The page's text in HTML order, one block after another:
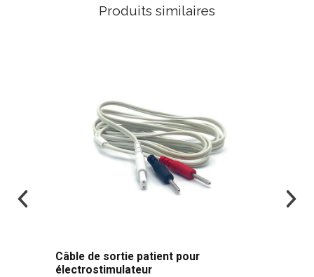
Produits similaires
Câble de sortie patient pour
électrostimulateur